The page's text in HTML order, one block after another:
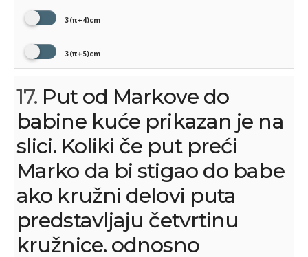
3(π+4)cm
3(π+5)cm
17. Put od Markove do
babine kuće prikazan je na
slici. Koliki če put preći
Marko da bi stigao do babe
ako kružni delovi puta
predstavljaju četvrtinu
kružnice. odnosno